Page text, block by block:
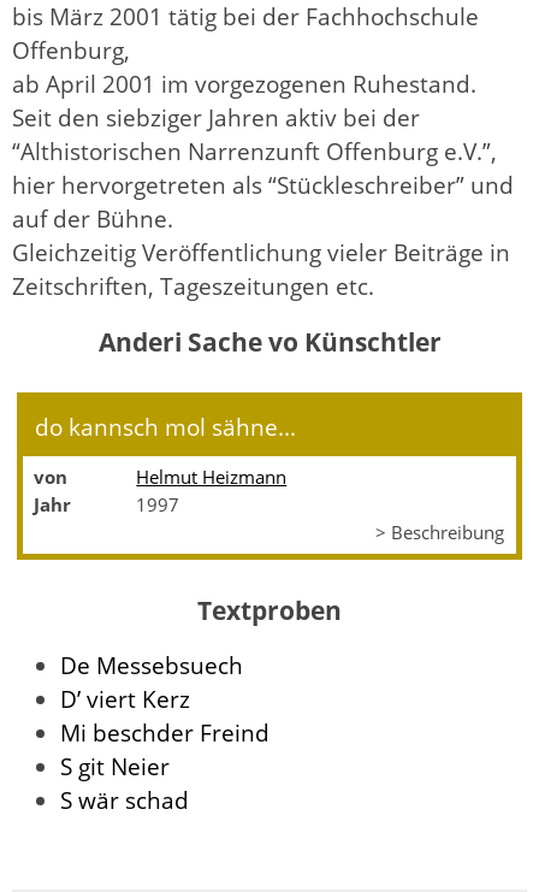
bis März 2001 tätig bei der Fachhochschule
Offenburg,
ab April 2001 im vorgezogenen Ruhestand.
Seit den siebziger Jahren aktiv bei der
“Althistorischen Narrenzunft Offenburg e.V.”,
hier hervorgetreten als “Stückleschreiber” und
auf der Bühne.
Gleichzeitig Veröffentlichung vieler Beiträge in
Zeitschriften, Tageszeitungen etc.
Anderi Sache vo Künschtler
do kannsch mol sähne...
von
Helmut Heizmann
Jahr
1997
> Beschreibung
Textproben
De Messebsuech
D’ viert Kerz
Mi beschder Freind
S git Neier
S wär schad